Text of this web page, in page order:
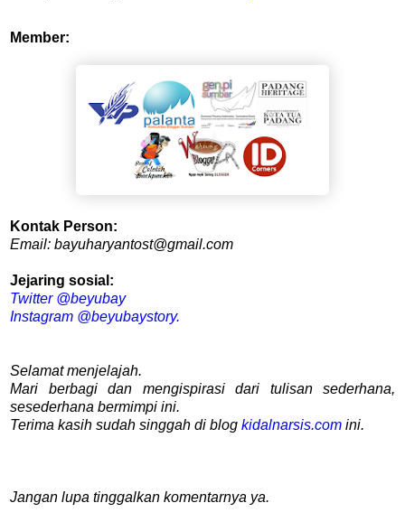
Member:
Kontak Person:
Email: bayuharyantost@gmail.com
Jejaring sosial:
Twitter @beyubay
Instagram @beyubaystory.
Selamat menjelajah.
Mari berbagi dan mengispirasi dari tulisan sederhana,
sesederhana bermimpi ini.
Terima kasih sudah singgah di blog kidalnarsis.com ini.
Jangan lupa tinggalkan komentarnya ya.